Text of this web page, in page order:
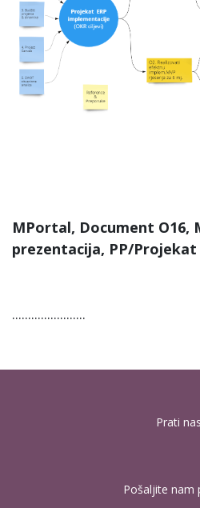
MPortal, Document O16,
prezentacija, PP/Projekat
.......................
Prati nas
Pošaljite nam